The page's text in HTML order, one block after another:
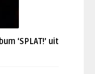
‘SPLAT!’ uit